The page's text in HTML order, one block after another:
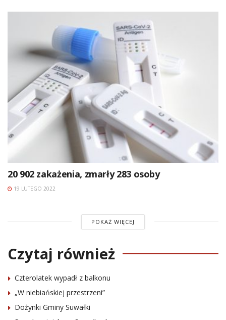
20 902 zakażenia, zmarły 283 osoby
19 LUTEGO 2022
POKAŻ WIĘCEJ
Czytaj również
Czterolatek wypadł z balkonu
„W niebiańskiej przestrzeni”
Dożynki Gminy Suwałki